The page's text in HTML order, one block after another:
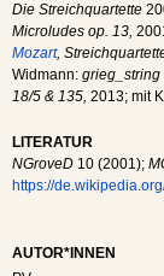
Die Streichquartette
Microludes op. 13,
Mozart,
Widmann: grieg_string
18/5 & 135, 2013; mit
LITERATUR
NGroveD 10 (2001);
https://
AUTOR*INNEN